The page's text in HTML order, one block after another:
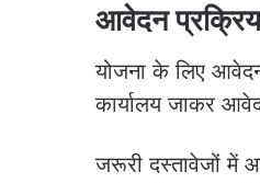
आवेदन
योजना के लिए
कार्यालय जाकर
जरूरी दस्तावेजों में